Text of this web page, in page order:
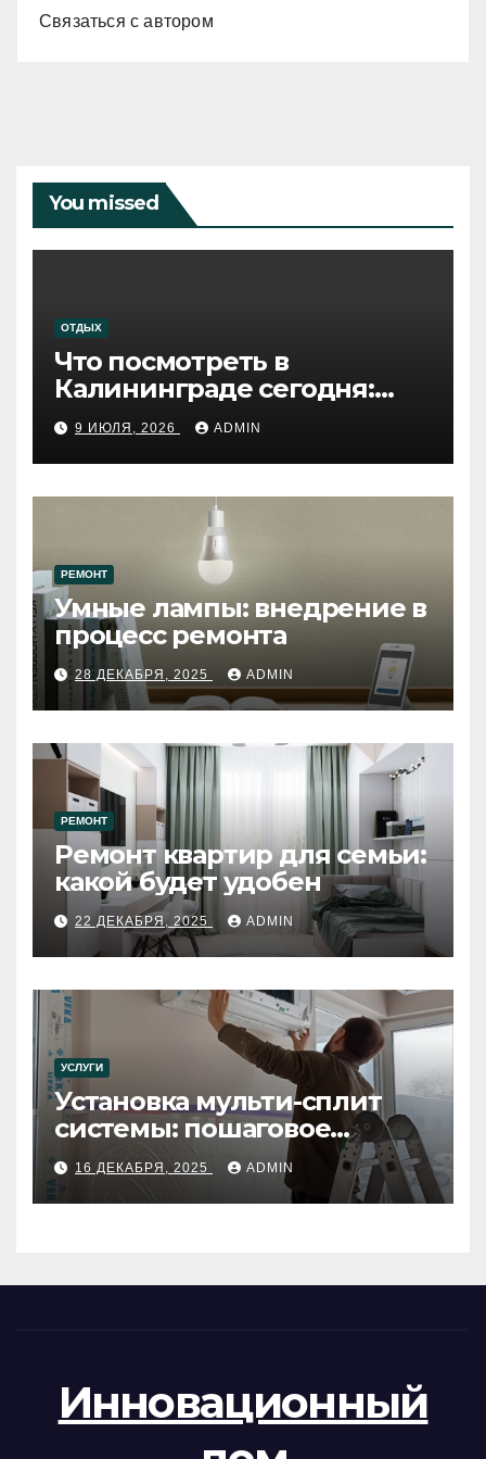
Связаться с автором
You missed
ОТДЫХ
Что посмотреть в
Калининграде сегодня:
путеводитель по самому
западному городу России
9 ИЮЛЯ, 2026 ADMIN
РЕМОНТ
Умные лампы: внедрение в
процесс ремонта
28 ДЕКАБРЯ, 2025 ADMIN
РЕМОНТ
Ремонт квартир для семьи:
какой будет удобен
22 ДЕКАБРЯ, 2025 ADMIN
УСЛУГИ
Установка мульти-сплит
системы: пошаговое
руководство
16 ДЕКАБРЯ, 2025 ADMIN
Инновационный